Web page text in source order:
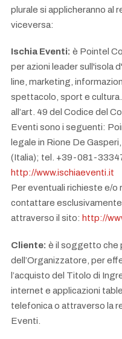
plurale si applicheranno al
viceversa:
Ischia Eventi: è Pointel
per azioni leader sull'isola
line, marketing,
spettacolo, sport e
all’art. 49 del Codice del
Eventi sono i seguenti:
legale in Rione De
(Italia); tel. +39-081-
http://www.ischiaeventi.it
Per eventuali richieste e/o
contattare
attraverso il sito: http://
Cliente: è il soggetto che
dell’Organizzatore, per
l’acquisto del Titolo di
internet e applicazioni
telefonica o attraverso la
Eventi.